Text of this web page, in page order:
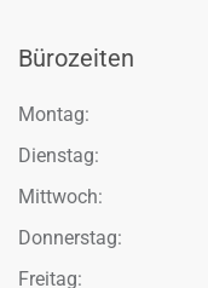
Bürozeiten
Montag:
Dienstag:
Mittwoch:
Donnerstag:
Freitag: